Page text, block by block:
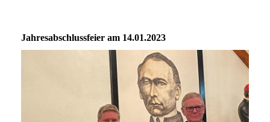
Jahresabschlussfeier am 14.01.2023